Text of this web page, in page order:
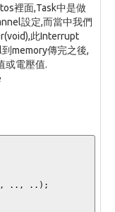
裡面,Task中是做
設定,而當中我們
此Interrupt
memory傳完之後,
或電壓值.